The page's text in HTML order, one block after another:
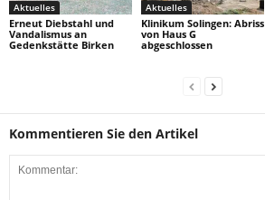
Aktuelles
Erneut Diebstahl und
Vandalismus an
Gedenkstätte Birken
Aktuelles
Klinikum Solingen: Abriss
von Haus G
abgeschlossen
Kommentieren Sie den Artikel